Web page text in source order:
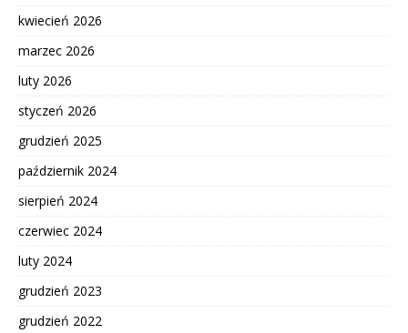
kwiecień 2026
marzec 2026
luty 2026
styczeń 2026
grudzień 2025
październik 2024
sierpień 2024
czerwiec 2024
luty 2024
grudzień 2023
grudzień 2022